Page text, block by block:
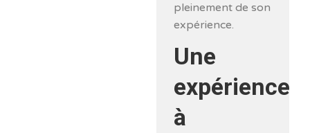
pleinement de son
expérience.
Une
expérience
à